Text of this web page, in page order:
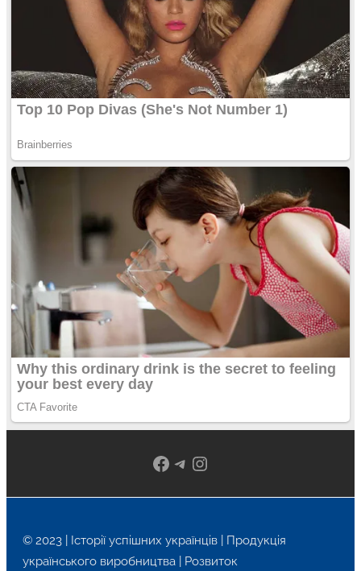
Facebook
Telegram
Instagram
© 2023 | Історії успішних українців | Продукція
українського виробництва | Розвиток